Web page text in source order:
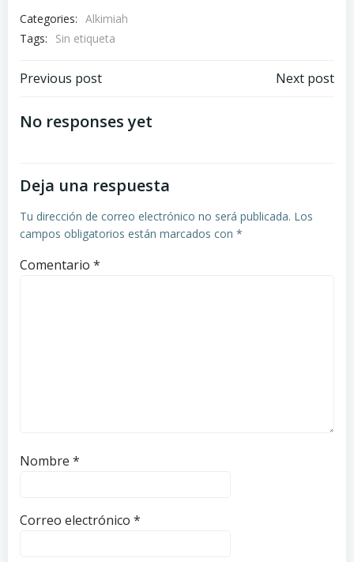
Categories: Alkimiah
Tags:
Sin etiqueta
Navegación
por
entradas
Previous post
Navegación
entradas
Next post
No responses yet
Deja una respuesta
Tu dirección de correo electrónico no será publicada. Los
campos obligatorios están marcados con *
Comentario *
Nombre *
Correo electrónico *